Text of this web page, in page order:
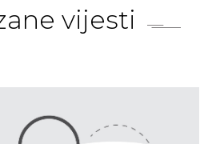
vijesti